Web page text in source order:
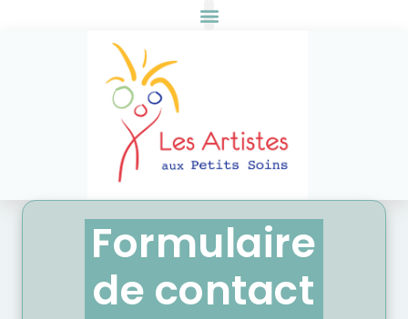
Formulaire
de contact